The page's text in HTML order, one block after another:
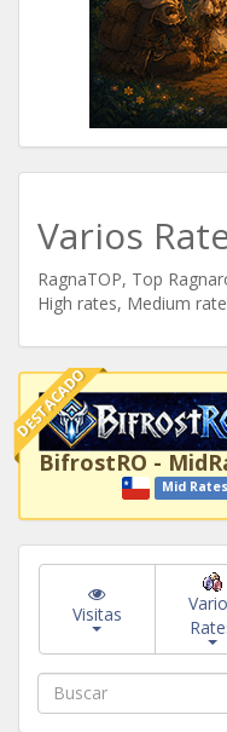
Varios
RagnaTOP, Top
High rates, Medium
DESTACADO
BifrostRO -
Mid Rates
Visitas